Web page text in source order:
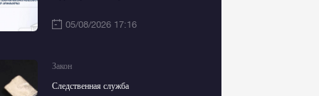
из первых стран в мире,
государственные вузы без
национальных экзаменов и
05/08/2026 17:16
Закон
Следственная служба